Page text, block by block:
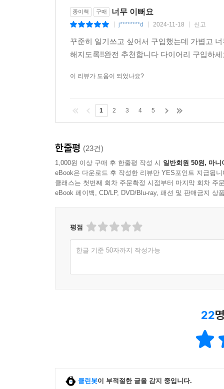
종이책 구매 너무 이뻐요
j********d 2024-11-18 신고
꾸준히 일기쓰고 싶어서 구입했는데 가볍고
해지도록!!완전 추천합니다 다이어리 구입하
이 리뷰가 도움이 되었나요?
1 2 3 4 5
한줄평 (23건)
1,000원 이상 구매 후 한줄평 작성 시 일반회원 50원, 마니
eBook은 다운로드 후 작성한 리뷰만 YES포인트 지급됩니
클래스는 첫번째 회차 주문확정 시점부터 마지막 회차 주
eBook 페이백, CD/LP, DVD/Blu-ray, 패션 및 판매금지 상
평점
한글 기준 50자까지 작성가능
22
클린봇이 부적절한 글을 감지 중입니다.